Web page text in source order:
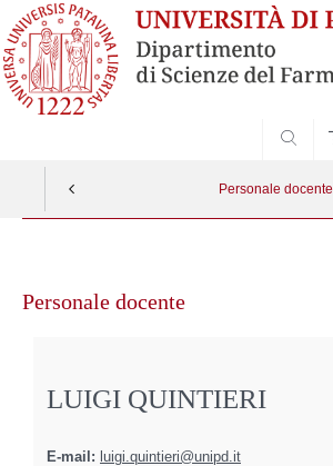
Personale docente
contenuto
Personale docente
LUIGI QUINTIERI
E-mail: luigi.quintieri@unipd.it